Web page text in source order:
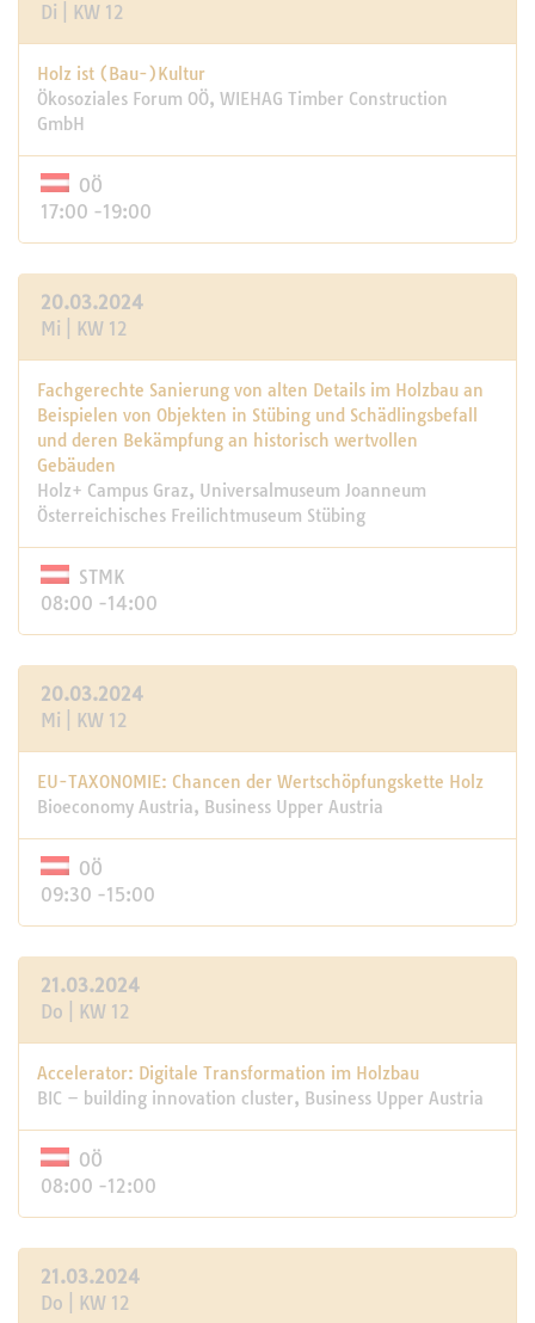
Di | KW 12
Holz ist (Bau-)Kultur
Ökosoziales Forum OÖ, WIEHAG Timber Construction
GmbH
OÖ
17:00 -19:00
20.03.2024
Mi | KW 12
Fachgerechte Sanierung von alten Details im Holzbau an
Beispielen von Objekten in Stübing und Schädlingsbefall
und deren Bekämpfung an historisch wertvollen
Gebäuden
Holz+ Campus Graz, Universalmuseum Joanneum
Österreichisches Freilichtmuseum Stübing
STMK
08:00 -14:00
20.03.2024
Mi | KW 12
EU-TAXONOMIE: Chancen der Wertschöpfungskette Holz
Bioeconomy Austria, Business Upper Austria
OÖ
09:30 -15:00
21.03.2024
Do | KW 12
Accelerator: Digitale Transformation im Holzbau
BIC – building innovation cluster, Business Upper Austria
OÖ
08:00 -12:00
21.03.2024
Do | KW 12